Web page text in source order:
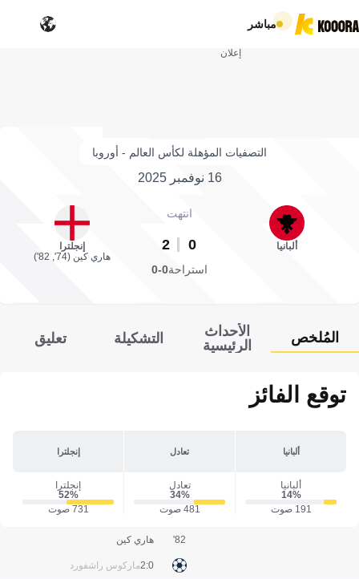
مباشر
إعلان
التصفيات المؤهلة لكأس العالم - أوروبا
16 نوفمبر 2025
ألبانيا
انتهت
0
2
إنجلترا
هاري كين (74', 82')
استراحة0-0
المُلخص
الأحداث
الرئيسية
التشكيلة تعليق
توقع الفائز
ألبانيا تعادل إنجلترا
ألبانيا
14‎%‎
191 صوت
تعادل
34‎%‎
481 صوت
إنجلترا
52‎%‎
731 صوت
هاري كين
ماركوس راشفورد0:2
82'